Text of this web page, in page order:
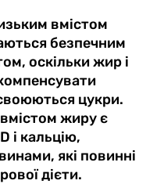
вмістом
безпечним
оскільки жир і
цукри.
жиру є
і кальцію,
які повинні
дієти.